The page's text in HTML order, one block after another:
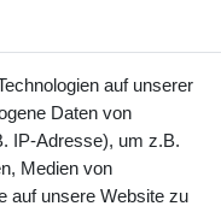
auf unserer
Daten von
IP-Adresse), um z.B.
Medien von
auf unsere Website zu